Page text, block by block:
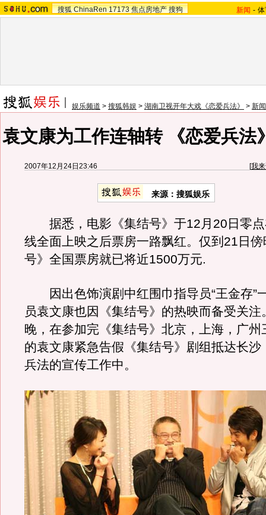
搜狐 ChinaRen 17173 焦点房地产 搜狗 新闻 -
娱乐频道 > 搜狐韩娱 > 湖南卫视开年大戏《恋爱兵法》 > 新
袁文康为工作连轴转 《恋爱兵法
2007年12月24日23:46 [我
来源：搜狐娱乐
据悉，电影《集结号》于12月20日零点
线全面上映之后票房一路飘红。仅到21日
号》全国票房就已将近1500万元.
因出色饰演剧中红围巾指导员“王金存”
员袁文康也因《集结号》的热映而备受关
晚，在参加完《集结号》北京，上海，广州
的袁文康紧急告假《集结号》剧组抵达长沙
兵法的宣传工作中。